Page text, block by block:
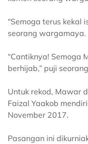
“Semoga terus kekal
seorang wargamaya.
“Cantiknya! Semoga
berhijab,” puji
Untuk rekod, Mawar
Faizal Yaakob
November 2017.
Pasangan ini